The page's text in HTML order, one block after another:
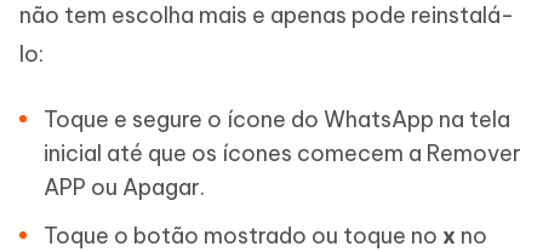
não tem escolha mais e apenas pode reinstalá-
lo:
Toque e segure o ícone do WhatsApp na tela
inicial até que os ícones comecem a Remover
APP ou Apagar.
Toque o botão mostrado ou toque no x no